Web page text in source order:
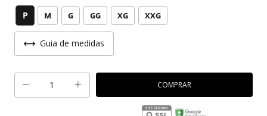
P M G GG XG XXG
Guia de medidas